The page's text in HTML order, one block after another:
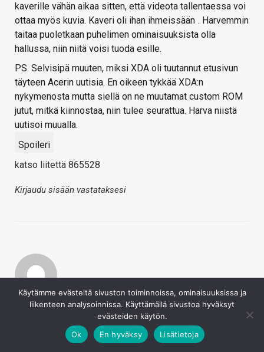
kaverille vähän aikaa sitten, että videota tallentaessa voi
ottaa myös kuvia. Kaveri oli ihan ihmeissään . Harvemmin
taitaa puoletkaan puhelimen ominaisuuksista olla
hallussa, niin niitä voisi tuoda esille.
PS. Selvisipä muuten, miksi XDA oli tuutannut etusivun
täyteen Acerin uutisia. En oikeen tykkää XDA:n
nykymenosta mutta siellä on ne muutamat custom ROM
jutut, mitkä kiinnostaa, niin tulee seurattua. Harva niistä
uutisoi muualla.
Spoileri
katso liitettä 865528
Kirjaudu sisään vastataksesi
Lassivv
Täysin samoilla linjoilla että nuo behind the scenes -jutut
olleet todella mielenkiintoista kuunneltavaa, heti siitä
Käytämme evästeitä sivuston toiminnoissa, ominaisuuksissa ja
liikenteen analysoinnissa. Käyttämällä sivustoa hyväksyt
evästeiden käytön.
Ok
En hyväksy Lisätietoja